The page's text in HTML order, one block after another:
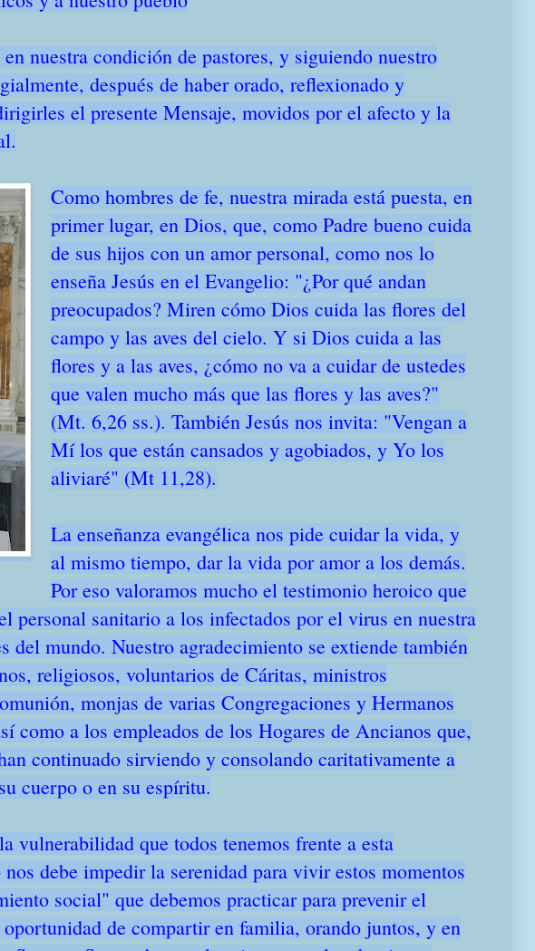
nuestra condición de pastores, y siguiendo nuestro
después de haber orado, reflexionado y
el presente Mensaje, movidos por el afecto y la
Como hombres de fe, nuestra mirada está puesta, en
primer lugar, en Dios, que, como Padre bueno cuida
de sus hijos con un amor personal, como nos lo
enseña Jesús en el Evangelio: "¿Por qué andan
preocupados? Miren cómo Dios cuida las flores del
campo y las aves del cielo. Y si Dios cuida a las
flores y a las aves, ¿cómo no va a cuidar de ustedes
que valen mucho más que las flores y las aves?"
(Mt. 6,26 ss.). También Jesús nos invita: "Vengan a
Mí los que están cansados y agobiados, y Yo los
aliviaré" (Mt 11,28).
La enseñanza evangélica nos pide cuidar la vida, y
al mismo tiempo, dar la vida por amor a los demás.
Por eso valoramos mucho el testimonio heroico que
personal sanitario a los infectados por el virus en nuestra
del mundo. Nuestro agradecimiento se extiende también
religiosos, voluntarios de Cáritas, ministros
monjas de varias Congregaciones y Hermanos
como a los empleados de los Hogares de Ancianos que,
continuado sirviendo y consolando caritativamente a
cuerpo o en su espíritu.
vulnerabilidad que todos tenemos frente a esta
debe impedir la serenidad para vivir estos momentos
social" que debemos practicar para prevenir el
de compartir en familia, orando juntos, y en